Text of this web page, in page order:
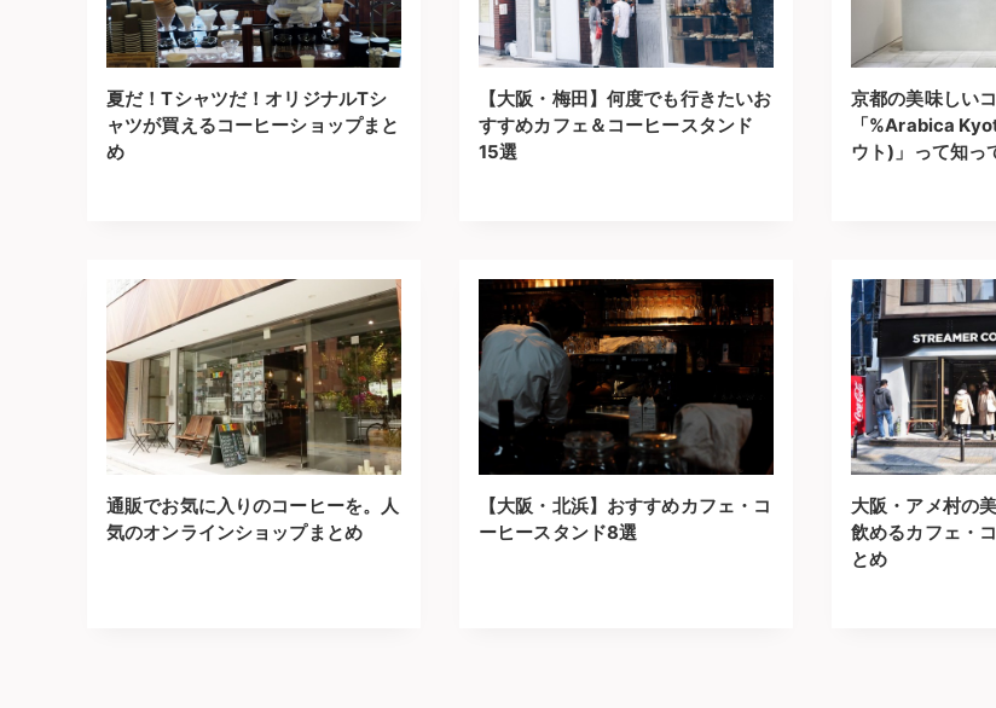
夏だ！Tシャツだ！オリジナルTシ
ャツが買えるコーヒーショップまと
め
【大阪・梅田】何度でも行きたいお
すすめカフェ＆コーヒースタンド
15選
京都の美味しい
「%Arabica
ウト)」って知っ
通販でお気に入りのコーヒーを。人
気のオンラインショップまとめ
【大阪・北浜】おすすめカフェ・コ
ーヒースタンド8選
大阪・アメ村の
飲めるカフェ・
とめ